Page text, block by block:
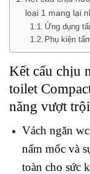
loại 1 mang lại
Ứng dụng
Phụ kiện
Kết cấu chịu
toilet
năng vượt
Vách ngăn
nấm mốc và
toàn cho sức